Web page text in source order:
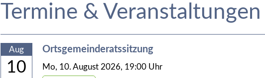
Termine & Veranstaltungen
Aug
10
Ortsgemeinderatssitzung
Mo, 10. August 2026, 19:00Uhr